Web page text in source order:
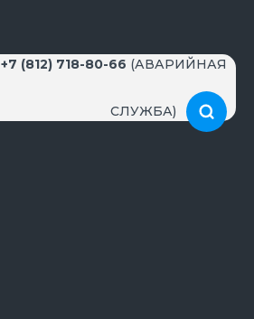
+7 (812) 718-80-66 (АВАРИЙНАЯ
СЛУЖБА)